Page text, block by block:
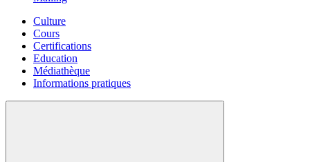
Culture
Cours
Certifications
Education
Médiathèque
Informations pratiques